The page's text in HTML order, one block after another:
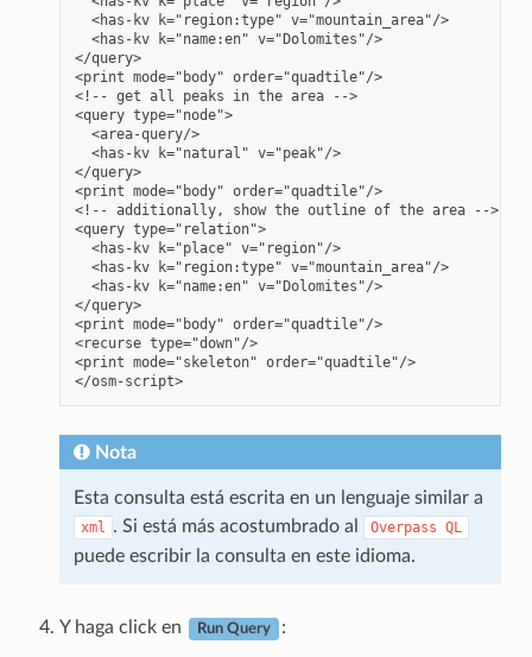
  <has-kv k="region:type" v="mountain_area"/>
  <has-kv k="name:en" v="Dolomites"/>
</query>
<print mode="body" order="quadtile"/>
<!-- get all peaks in the area -->
<query type="node">
  <area-query/>
  <has-kv k="natural" v="peak"/>
</query>
<print mode="body" order="quadtile"/>
<!-- additionally, show the outline of the area -->
<query type="relation">
  <has-kv k="place" v="region"/>
  <has-kv k="region:type" v="mountain_area"/>
  <has-kv k="name:en" v="Dolomites"/>
</query>
<print mode="body" order="quadtile"/>
<recurse type="down"/>
<print mode="skeleton" order="quadtile"/>
</osm-script>
Nota
Esta consulta está escrita en un lenguaje similar a
xml . Si está más acostumbrado al Overpass QL
puede escribir la consulta en este idioma.
Y haga click en Run Query :